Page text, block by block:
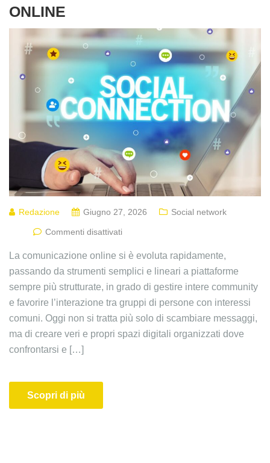
ONLINE
Redazione Giugno 27, 2026 Social network
Commenti disattivati
La comunicazione online si è evoluta rapidamente,
passando da strumenti semplici e lineari a piattaforme
sempre più strutturate, in grado di gestire intere community
e favorire l’interazione tra gruppi di persone con interessi
comuni. Oggi non si tratta più solo di scambiare messaggi,
ma di creare veri e propri spazi digitali organizzati dove
confrontarsi e […]
Scopri di più